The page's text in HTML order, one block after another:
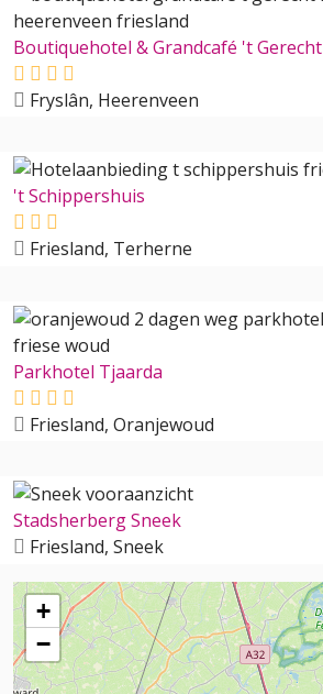
Boutiquehotel & Grandcafé 't Gerecht
Fryslân, Heerenveen
't Schippershuis
Friesland, Terherne
Parkhotel Tjaarda
Friesland, Oranjewoud
Stadsherberg Sneek
Friesland, Sneek
+
−